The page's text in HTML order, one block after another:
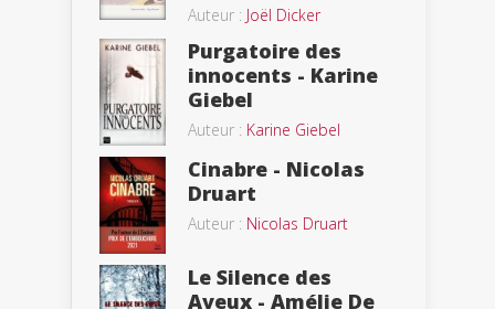
Auteur : Joël Dicker
Purgatoire des
innocents - Karine
Giebel
Auteur : Karine Giebel
Cinabre - Nicolas
Druart
Auteur : Nicolas Druart
Le Silence des
Aveux - Amélie De